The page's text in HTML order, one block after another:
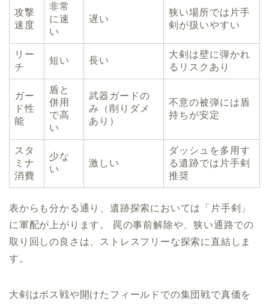
攻撃
速度
非常
に速
い
遅い
狭い場所では片手
剣が扱いやすい
リー
チ
短い 長い
大剣は壁に弾かれ
るリスクあり
ガー
ド性
能
盾と
併用
で高
い
武器ガードの
み（削りダメ
あり）
不意の被弾には盾
持ちが安定
スタ
ミナ
消費
少な
い
激しい
ダッシュを多用す
る遺跡では片手剣
推奨
表からも分かる通り、遺跡探索においては「片手剣」
に軍配が上がります。 罠の事前解除や、狭い通路での
取り回しの良さは、ストレスフリーな探索に直結しま
す。
大剣はボス戦や開けたフィールドでの集団戦で真価を